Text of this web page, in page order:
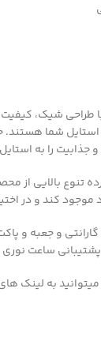
طراحی شیک، کیفیت
استایل شما هستند.
جذابیت را به
بالایی از
کند و در
و جعبه و
ساعت نوری
به لینک